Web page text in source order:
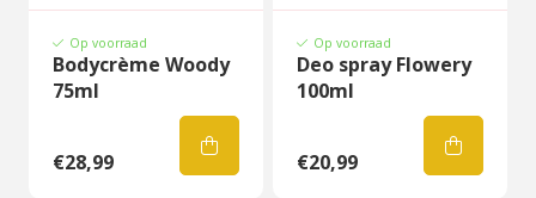
Op voorraad
Bodycrème Woody
75ml
€28,99
Op voorraad
Deo spray Flowery
100ml
€20,99